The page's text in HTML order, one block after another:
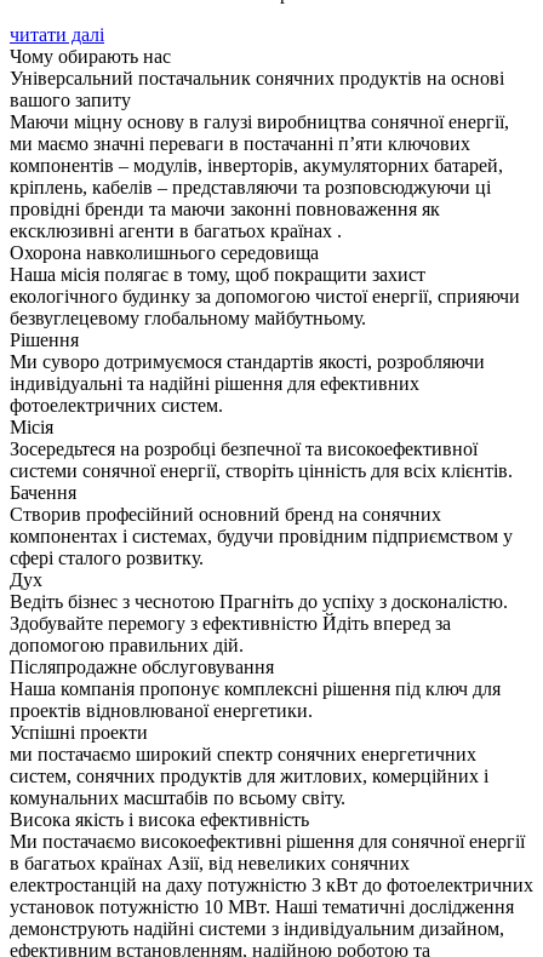
читати далі
Чому обирають нас
Універсальний постачальник сонячних продуктів на основі
вашого запиту
Маючи міцну основу в галузі виробництва сонячної енергії,
ми маємо значні переваги в постачанні п’яти ключових
компонентів – модулів, інверторів, акумуляторних батарей,
кріплень, кабелів – представляючи та розповсюджуючи ці
провідні бренди та маючи законні повноваження як
ексклюзивні агенти в багатьох країнах .
Охорона навколишнього середовища
Наша місія полягає в тому, щоб покращити захист
екологічного будинку за допомогою чистої енергії, сприяючи
безвуглецевому глобальному майбутньому.
Рішення
Ми суворо дотримуємося стандартів якості, розробляючи
індивідуальні та надійні рішення для ефективних
фотоелектричних систем.
Місія
Зосередьтеся на розробці безпечної та високоефективної
системи сонячної енергії, створіть цінність для всіх клієнтів.
Бачення
Створив професійний основний бренд на сонячних
компонентах і системах, будучи провідним підприємством у
сфері сталого розвитку.
Дух
Ведіть бізнес з чеснотою Прагніть до успіху з досконалістю.
Здобувайте перемогу з ефективністю Йдіть вперед за
допомогою правильних дій.
Післяпродажне обслуговування
Наша компанія пропонує комплексні рішення під ключ для
проектів відновлюваної енергетики.
Успішні проекти
ми постачаємо широкий спектр сонячних енергетичних
систем, сонячних продуктів для житлових, комерційних і
комунальних масштабів по всьому світу.
Висока якість і висока ефективність
Ми постачаємо високоефективні рішення для сонячної енергії
в багатьох країнах Азії, від невеликих сонячних
електростанцій на даху потужністю 3 кВт до фотоелектричних
установок потужністю 10 МВт. Наші тематичні дослідження
демонструють надійні системи з індивідуальним дизайном,
ефективним встановленням, надійною роботою та